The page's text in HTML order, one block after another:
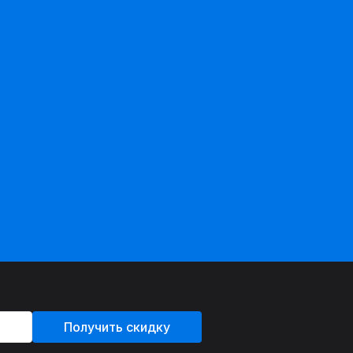
Получить скидку